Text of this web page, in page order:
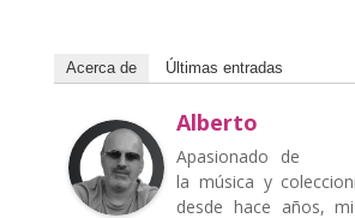
Acerca de Últimas entradas
Alberto
Apasionado de
la música y
desde hace años,